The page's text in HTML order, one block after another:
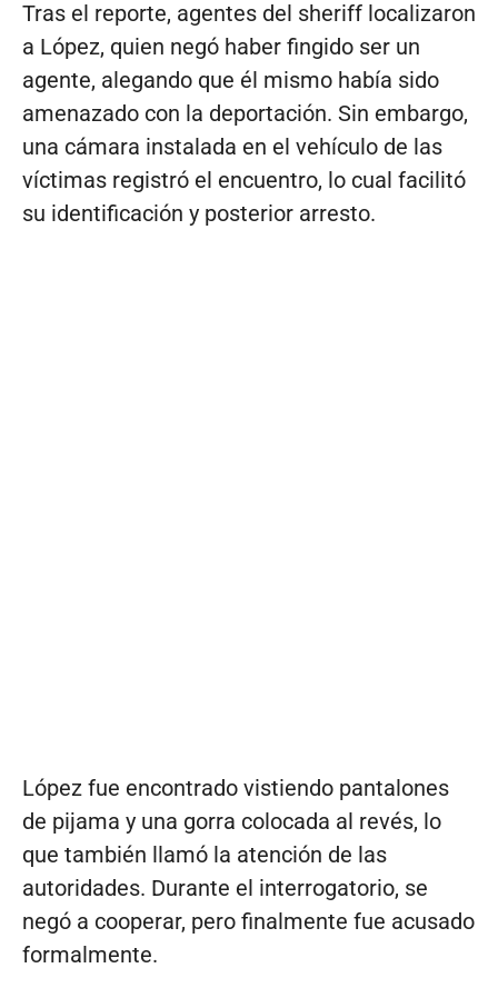
Tras el reporte, agentes del sheriff localizaron
a López, quien negó haber fingido ser un
agente, alegando que él mismo había sido
amenazado con la deportación. Sin embargo,
una cámara instalada en el vehículo de las
víctimas registró el encuentro, lo cual facilitó
su identificación y posterior arresto.
López fue encontrado vistiendo pantalones
de pijama y una gorra colocada al revés, lo
que también llamó la atención de las
autoridades. Durante el interrogatorio, se
negó a cooperar, pero finalmente fue acusado
formalmente.